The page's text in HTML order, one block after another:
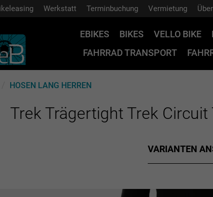
Werkstatt Terminbuchung Vermietung
EBIKES BIKES VELLO BIKE
FAHRRAD TRANSPORT
HOSEN LANG HERREN
Trek Trägertight Trek
VARIANTEN